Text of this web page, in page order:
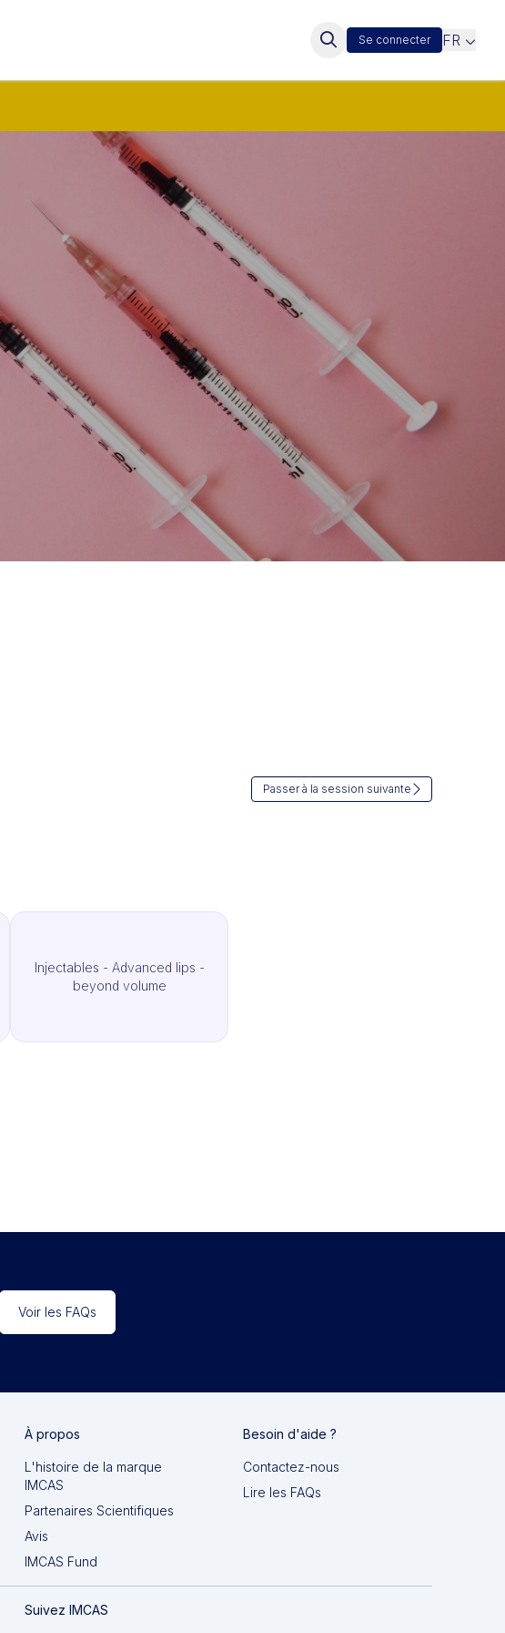
Se connecter FR
Passer à la session suivante
Injectables - Advanced lips -
beyond volume
Voir les FAQs
À propos
L'histoire de la marque
IMCAS
Partenaires Scientifiques
Avis
IMCAS Fund
Besoin d'aide ?
Contactez-nous
Lire les FAQs
Suivez IMCAS